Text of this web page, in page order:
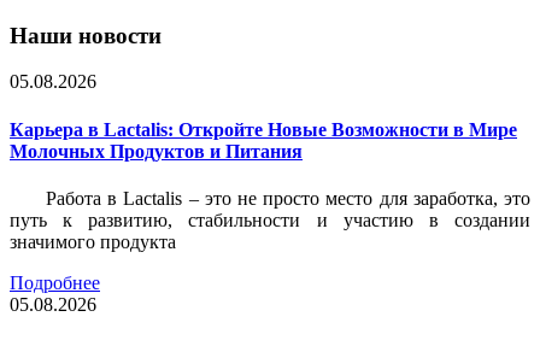
Наши новости
05.08.2026
Карьера в Lactalis: Откройте Новые Возможности в Мире
Молочных Продуктов и Питания
Работа в Lactalis – это не просто место для заработка, это
путь к развитию, стабильности и участию в создании
значимого продукта
Подробнее
05.08.2026